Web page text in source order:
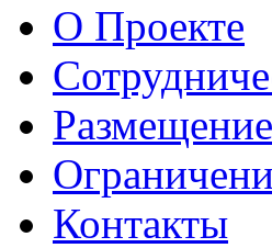
О Проекте
Контакты